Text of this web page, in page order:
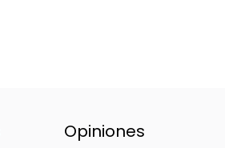
Opiniones